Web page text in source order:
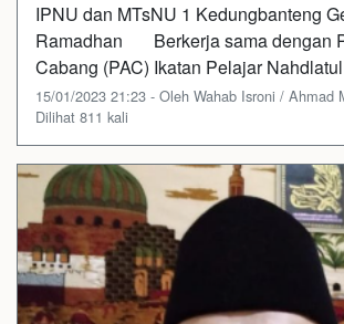
IPNU dan MTsNU 1 Kedungbanteng
Ramadhan Berkerja sama dengan
Cabang (PAC) Ikatan Pelajar
15/01/2023 21:23 - Oleh Wahab Isroni / Ahmad
Dilihat 811 kali